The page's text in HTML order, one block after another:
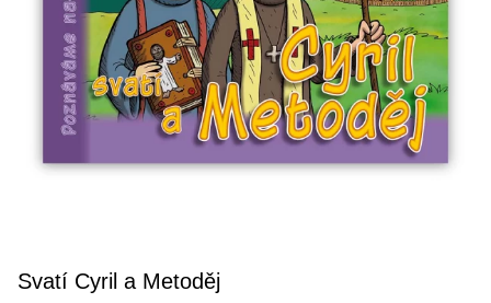
Svatí Cyril a Metoděj